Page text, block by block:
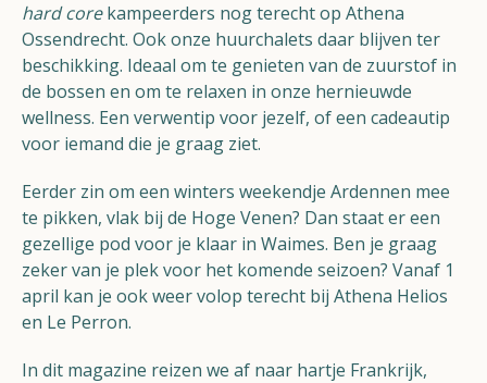
hard corekampeerders nog terecht op Athena
Ossendrecht. Ook onze huurchalets daar blijven ter
beschikking. Ideaal om te genieten van de zuurstof in
de bossen en om te relaxen in onze hernieuwde
wellness. Een verwentip voor jezelf, of een cadeautip
voor iemand die je graag ziet.
Eerder zin om een winters weekendje Ardennen mee
te pikken, vlak bij de Hoge Venen? Dan staat er een
gezellige pod voor je klaar in Waimes. Ben je graag
zeker van je plek voor het komende seizoen? Vanaf 1
april kan je ook weer volop terecht bij Athena Helios
en Le Perron.
In dit magazine reizen we af naar hartje Frankrijk,